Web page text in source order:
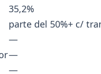
2026: la
cayó 4,6%
una baja de 5,7% en
bajó a 40,8%, uno de los
35,2%
parte del 50%+ c/
—
—
—